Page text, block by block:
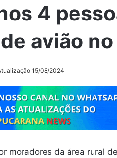
4
avião
15/08/2024
moradores da área rural